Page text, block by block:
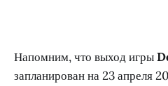
Напомним, что выход игры
запланирован на 23 апреля